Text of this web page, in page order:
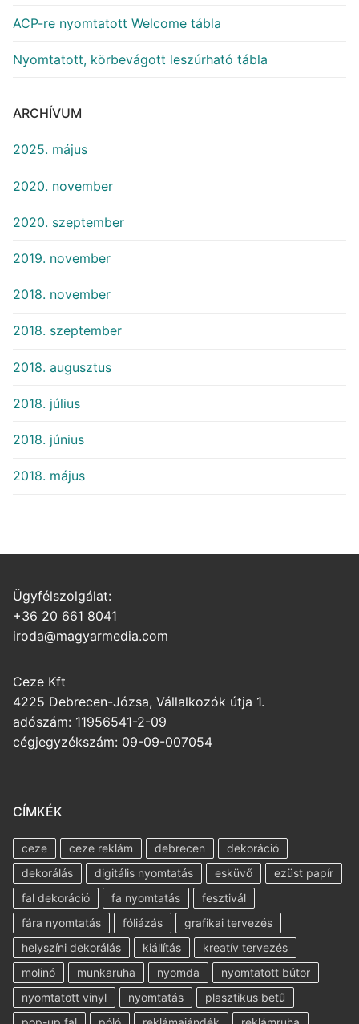
ACP-re nyomtatott Welcome tábla
Nyomtatott, körbevágott leszúrható tábla
ARCHÍVUM
2025. május
2020. november
2020. szeptember
2019. november
2018. november
2018. szeptember
2018. augusztus
2018. július
2018. június
2018. május
Ügyfélszolgálat:
+36 20 661 8041
iroda@magyarmedia.com
Ceze Kft
4225 Debrecen-Józsa, Vállalkozók útja 1.
adószám: 11956541-2-09
cégjegyzékszám: 09-09-007054
CÍMKÉK
ceze ceze reklám debrecen
dekoráció
dekorálás
digitális nyomtatás esküvő
ezüst papír
fal dekoráció
fa nyomtatás
fesztivál
fára nyomtatás
fóliázás
grafikai tervezés
helyszíni dekorálás
kiállítás
kreatív tervezés
molinó
munkaruha nyomda
nyomtatott bútor
nyomtatott vinyl
nyomtatás
plasztikus betű